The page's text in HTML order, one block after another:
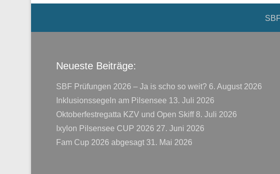
Neueste Beiträge:
SBF Prüfungen 2026 – Ja is scho so weit? 6. August 2026
Inklusionssegeln am Pilsensee 13. Juli 2026
Oktoberfestregatta KZV und Open Skiff 8. Juli 2026
Ixylon Pilsensee CUP 2026 27. Juni 2026
Fam Cup 2026 abgesagt 31. Mai 2026